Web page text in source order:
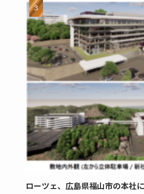
ローツェ、広島県福山市の本社